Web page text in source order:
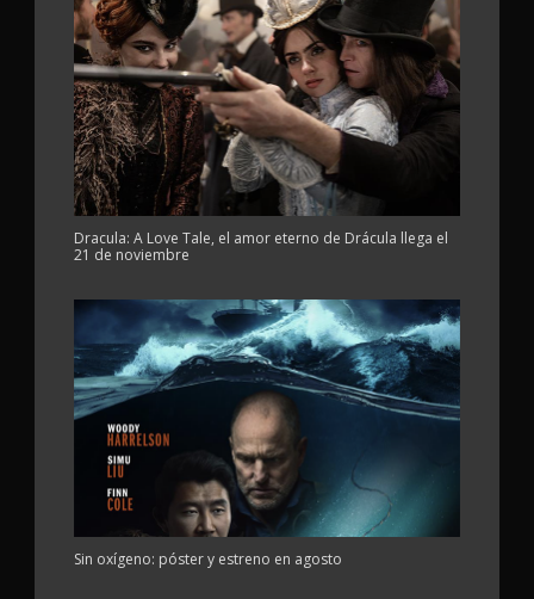
Dracula: A Love Tale, el amor eterno de Drácula llega el
21 de noviembre
Sin oxígeno: póster y estreno en agosto